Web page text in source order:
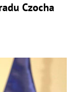
Czocha